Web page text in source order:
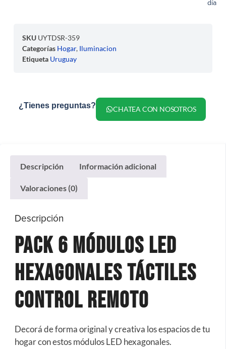
día
SKU UYTDSR-359
Categorías Hogar, Iluminacion
Etiqueta Uruguay
¿Tienes preguntas? CHATEA CON NOSOTROS
Descripción Información adicional
Valoraciones (0)
Descripción
Pack 6 Módulos Led
Hexagonales Táctiles
Control Remoto
Decorá de forma original y creativa los espacios de tu
hogar con estos módulos LED hexagonales.